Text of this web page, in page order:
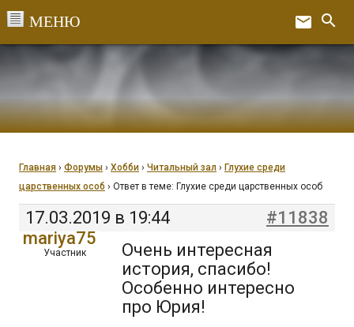
email search
Главная › Форумы › Хобби › Читальный зал › Глухие среди
царственных особ › Ответ в теме: Глухие среди царственных особ
17.03.2019 в 19:44
#11838
mariya75
Участник
Очень интересная
история, спасибо!
Особенно интересно
про Юрия!